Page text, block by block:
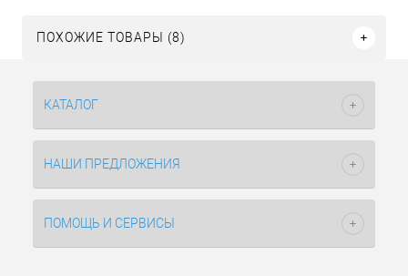
ПОХОЖИЕ ТОВАРЫ (8)
КАТАЛОГ
НАШИ ПРЕДЛОЖЕНИЯ
ПОМОЩЬ И СЕРВИСЫ